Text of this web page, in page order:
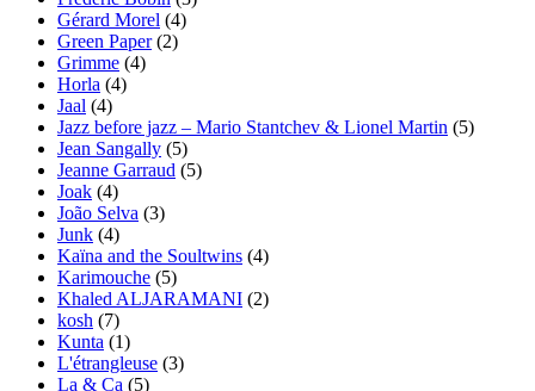
Gérard Morel (4)
Green Paper(2)
Grimme (4)
Horla (4)
Jaal (4)
Jazz before jazz – Mario Stantchev & Lionel Martin (5)
Jean Sangally (5)
Jeanne Garraud (5)
Joak (4)
João Selva (3)
Junk (4)
Kaïna and the Soultwins (4)
Karimouche (5)
Khaled ALJARAMANI (2)
kosh (7)
Kunta (1)
L'étrangleuse (3)
La & Ca (5)